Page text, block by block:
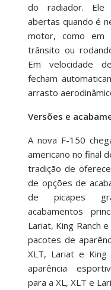
do radiador. Ele
abertas quando é
motor, como em
trânsito ou
Em velocidade
fecham
arrasto
Versões e
A nova F-150
americano no final
tradição de
de opções de
de picapes
acabamentos
Lariat, King Ranch
pacotes de
XLT, Lariat e
aparência
para a XL, XLT e